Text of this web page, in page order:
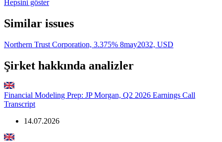
Hepsini göster
Similar issues
Northern Trust Corporation, 3.375% 8may2032, USD
Şirket hakkında analizler
Financial Modeling Prep: JP Morgan, Q2 2026 Earnings Call
Transcript
14.07.2026